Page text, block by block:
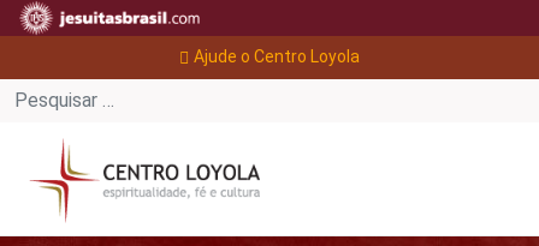
Ajude o Centro Loyola